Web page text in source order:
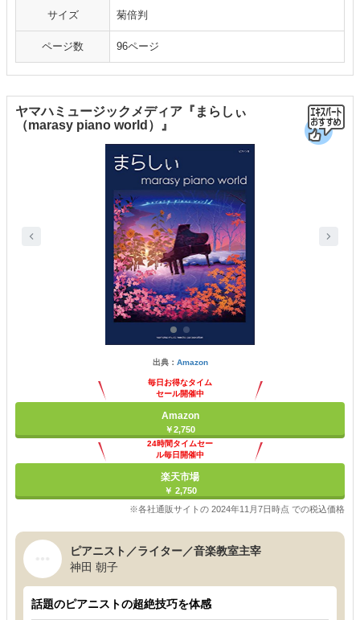
サイズ 菊倍判
ページ数 96ページ
ヤマハミュージックメディア『まらしぃ
（marasy piano world）』
出典： Amazon
毎日お得なタイム
セール開催中
Amazon
￥2,750
24時間タイムセー
ル毎日開催中
楽天市場
￥ 2,750
※各社通販サイトの 2024年11月7日時点 での税込価格
ピアニスト／ライター／音楽教室主宰
神田 朝子
話題のピアニストの超絶技巧を体感